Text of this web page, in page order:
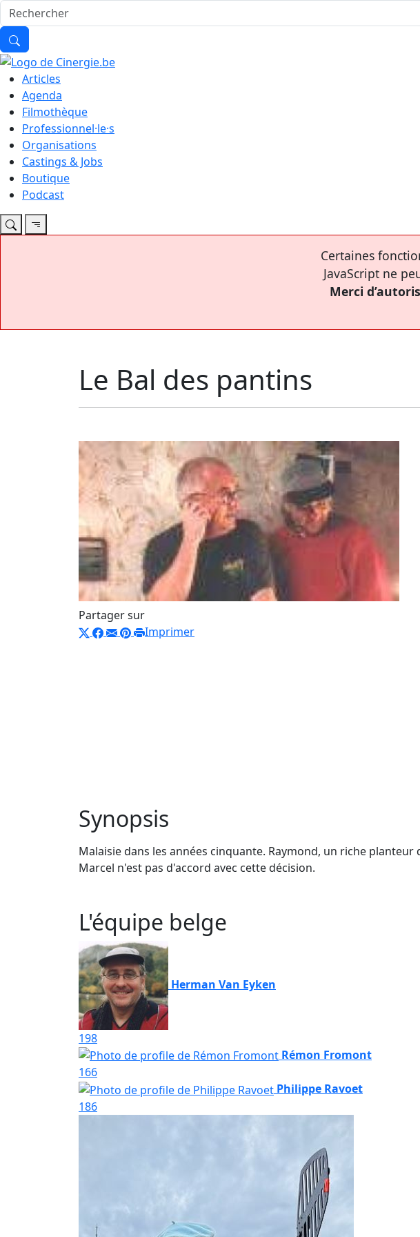
Articles
Agenda
Filmothèque
Professionnel·le·s
Organisations
Castings & Jobs
Boutique
Podcast
Certaines
JavaScript ne
Merci
Le Bal des pantins
Partager sur
Imprimer
Synopsis
Malaisie dans les années cinquante. Raymond, un riche
Marcel n'est pas d'accord avec cette décision.
L'équipe belge
Herman Van Eyken
198
Rémon Fromont
166
Philippe Ravoet
186